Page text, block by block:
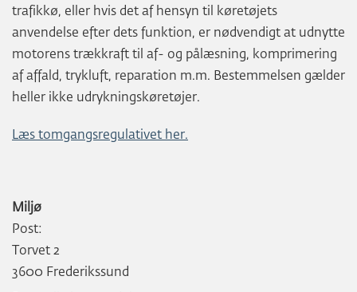
trafikkø, eller hvis det af hensyn til køretøjets
anvendelse efter dets funktion, er nødvendigt at udnytte
motorens trækkraft til af- og pålæsning, komprimering
af affald, trykluft, reparation m.m. Bestemmelsen gælder
heller ikke udrykningskøretøjer.
Læs tomgangsregulativet her.
Miljø
Post:
Torvet 2
3600 Frederikssund